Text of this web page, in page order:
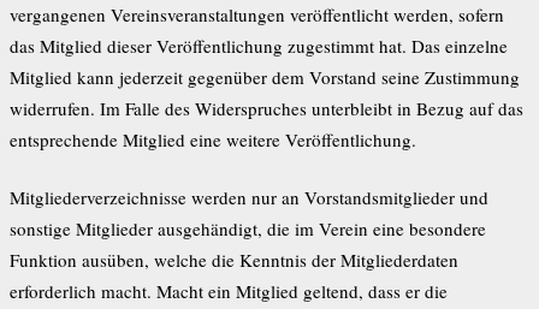
vergangenen Vereinsveranstaltungen veröffentlicht werden, sofern
das Mitglied dieser Veröffentlichung zugestimmt hat. Das einzelne
Mitglied kann jederzeit gegenüber dem Vorstand seine Zustimmung
widerrufen. Im Falle des Widerspruches unterbleibt in Bezug auf das
entsprechende Mitglied eine weitere Veröffentlichung.
Mitgliederverzeichnisse werden nur an Vorstandsmitglieder und
sonstige Mitglieder ausgehändigt, die im Verein eine besondere
Funktion ausüben, welche die Kenntnis der Mitgliederdaten
erforderlich macht. Macht ein Mitglied geltend, dass er die